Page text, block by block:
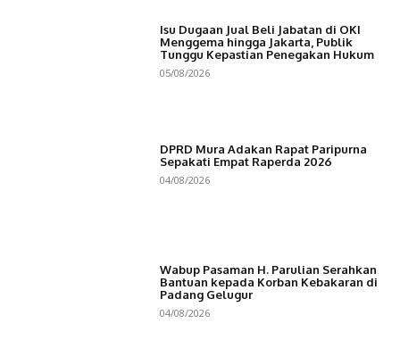
Isu Dugaan Jual Beli Jabatan di OKI
Menggema hingga Jakarta, Publik
Tunggu Kepastian Penegakan Hukum
05/08/2026
DPRD Mura Adakan Rapat Paripurna
Sepakati Empat Raperda 2026
04/08/2026
Wabup Pasaman H. Parulian Serahkan
Bantuan kepada Korban Kebakaran di
Padang Gelugur
04/08/2026